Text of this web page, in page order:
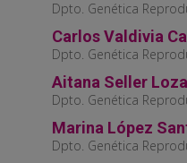
Dpto. Genética
Carlos Valdivia
Dpto. Genética
Aitana Seller
Dpto. Genética
Marina López
Dpto. Genética